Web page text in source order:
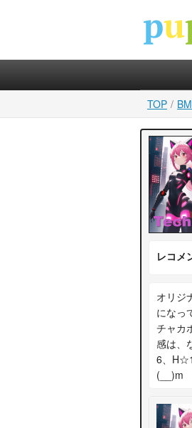
TOP
レコメ
オリジ
になっ
チャカ
感は、
6、
(__)m